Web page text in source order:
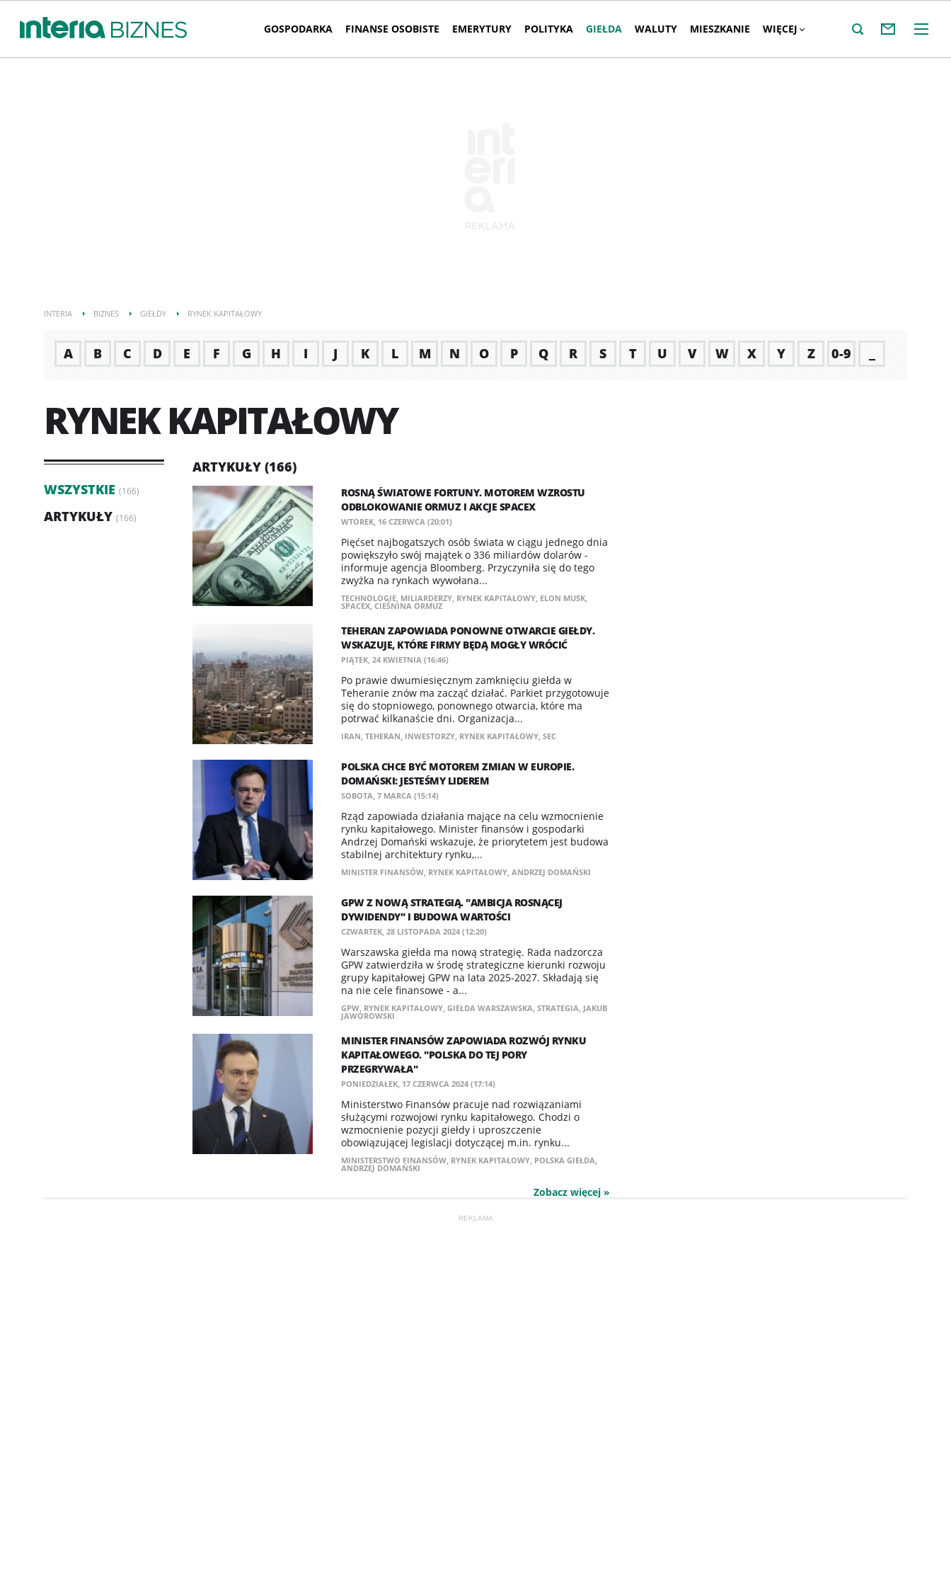
GOSPODARKA FINANSE OSOBISTE EMERYTURY POLITYKA GIEŁDA WALUTY MIESZKANIE WIĘCEJ
INTERIA BIZNES GIEŁDY RYNEK KAPITAŁOWY
A B C D E F G H I J K L M N O P Q R S T U V W X Y Z 0-9
RYNEK KAPITAŁOWY
WSZYSTKIE (166)
ARTYKUŁY (166)
ARTYKUŁY (166)
ROSNĄ ŚWIATOWE FORTUNY. MOTOREM WZROSTU
ODBLOKOWANIE ORMUZ I AKCJE SPACEX
WTOREK, 16 CZERWCA (20:01)
Pięćset najbogatszych osób świata w ciągu jednego dnia
powiększyło swój majątek o 336 miliardów dolarów -
informuje agencja Bloomberg. Przyczyniła się do tego
zwyżka na rynkach wywołana...
TECHNOLOGIE, MILIARDERZY, RYNEK KAPITAŁOWY, ELON MUSK,
SPACEX, CIEŚNINA ORMUZ
TEHERAN ZAPOWIADA PONOWNE OTWARCIE GIEŁDY.
WSKAZUJE, KTÓRE FIRMY BĘDĄ MOGŁY WRÓCIĆ
PIĄTEK, 24 KWIETNIA (16:46)
Po prawie dwumiesięcznym zamknięciu giełda w
Teheranie znów ma zacząć działać. Parkiet przygotowuje
się do stopniowego, ponownego otwarcia, które ma
potrwać kilkanaście dni. Organizacja...
IRAN, TEHERAN, INWESTORZY, RYNEK KAPITAŁOWY, SEC
POLSKA CHCE BYĆ MOTOREM ZMIAN W EUROPIE.
DOMAŃSKI: JESTEŚMY LIDEREM
SOBOTA, 7 MARCA (15:14)
Rząd zapowiada działania mające na celu wzmocnienie
rynku kapitałowego. Minister finansów i gospodarki
Andrzej Domański wskazuje, że priorytetem jest budowa
stabilnej architektury rynku,...
MINISTER FINANSÓW, RYNEK KAPITAŁOWY, ANDRZEJ DOMAŃSKI
GPW Z NOWĄ STRATEGIĄ. "AMBICJA ROSNĄCEJ
DYWIDENDY" I BUDOWA WARTOŚCI
CZWARTEK, 28 LISTOPADA 2024 (12:20)
Warszawska giełda ma nową strategię. Rada nadzorcza
GPW zatwierdziła w środę strategiczne kierunki rozwoju
grupy kapitałowej GPW na lata 2025-2027. Składają się
na nie cele finansowe - a...
GPW, RYNEK KAPITAŁOWY, GIEŁDA WARSZAWSKA, STRATEGIA, JAKUB
JAWOROWSKI
MINISTER FINANSÓW ZAPOWIADA ROZWÓJ RYNKU
KAPITAŁOWEGO. "POLSKA DO TEJ PORY
PRZEGRYWAŁA"
PONIEDZIAŁEK, 17 CZERWCA 2024 (17:14)
Ministerstwo Finansów pracuje nad rozwiązaniami
służącymi rozwojowi rynku kapitałowego. Chodzi o
wzmocnienie pozycji giełdy i uproszczenie
obowiązującej legislacji dotyczącej m.in. rynku...
MINISTERSTWO FINANSÓW, RYNEK KAPITAŁOWY, POLSKA GIEŁDA,
ANDRZEJ DOMAŃSKI
Zobacz więcej »
REKLAMA